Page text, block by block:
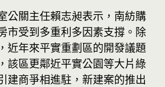
公關主任賴志昶表示，南紡購
市受到多重利多因素支撐。除
近年來平實重劃區的開發議題
該區更鄰近平實公園等大片綠
建商爭相進駐，新建案的推出